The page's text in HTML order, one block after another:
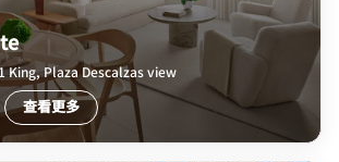
King, Plaza Descalzas view
查看更多